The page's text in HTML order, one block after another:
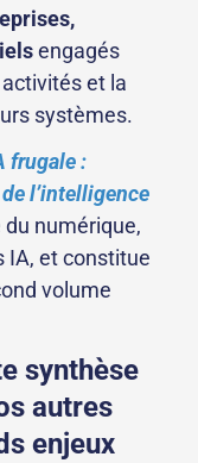
engagés
et la
systèmes.
frugale :
l’intelligence
numérique,
IA, et constitue
volume
synthèse
autres
enjeux